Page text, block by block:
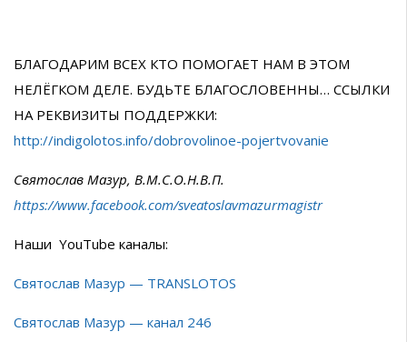
БЛАГОДАРИМ ВСЕХ КТО ПОМОГАЕТ НАМ В ЭТОМ
НЕЛЁГКОМ ДЕЛЕ. БУДЬТЕ БЛАГОСЛОВЕННЫ… ССЫЛКИ
НА РЕКВИЗИТЫ ПОДДЕРЖКИ:
http://indigolotos.info/dobrovolinoe-pojertvovanie
Святослав Мазур, В.М.С.О.Н.В.П.
https://www.facebook.com/sveatoslavmazurmagistr
Наши YouTube каналы:
Святослав Мазур — TRANSLOTOS
Святослав Мазур — канал 246